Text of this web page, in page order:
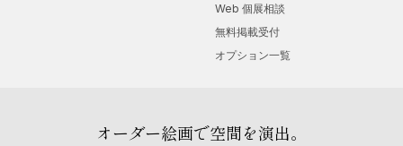
Web 個展相談
無料掲載受付
オプション一覧
オーダー絵画で空間を演出。